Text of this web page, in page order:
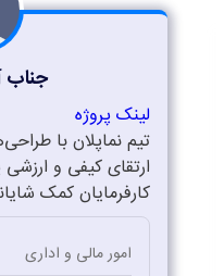
جناب
لینک پروژه
تیم نماپلان با
ارتقای کیفی و
کارفرمایان کمک
امور مالی و اداری